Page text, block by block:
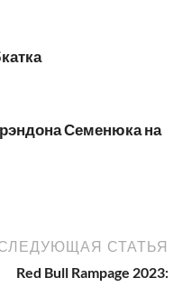
Семенюка на
СТАТЬЯ
Red Bull Rampage 2023: